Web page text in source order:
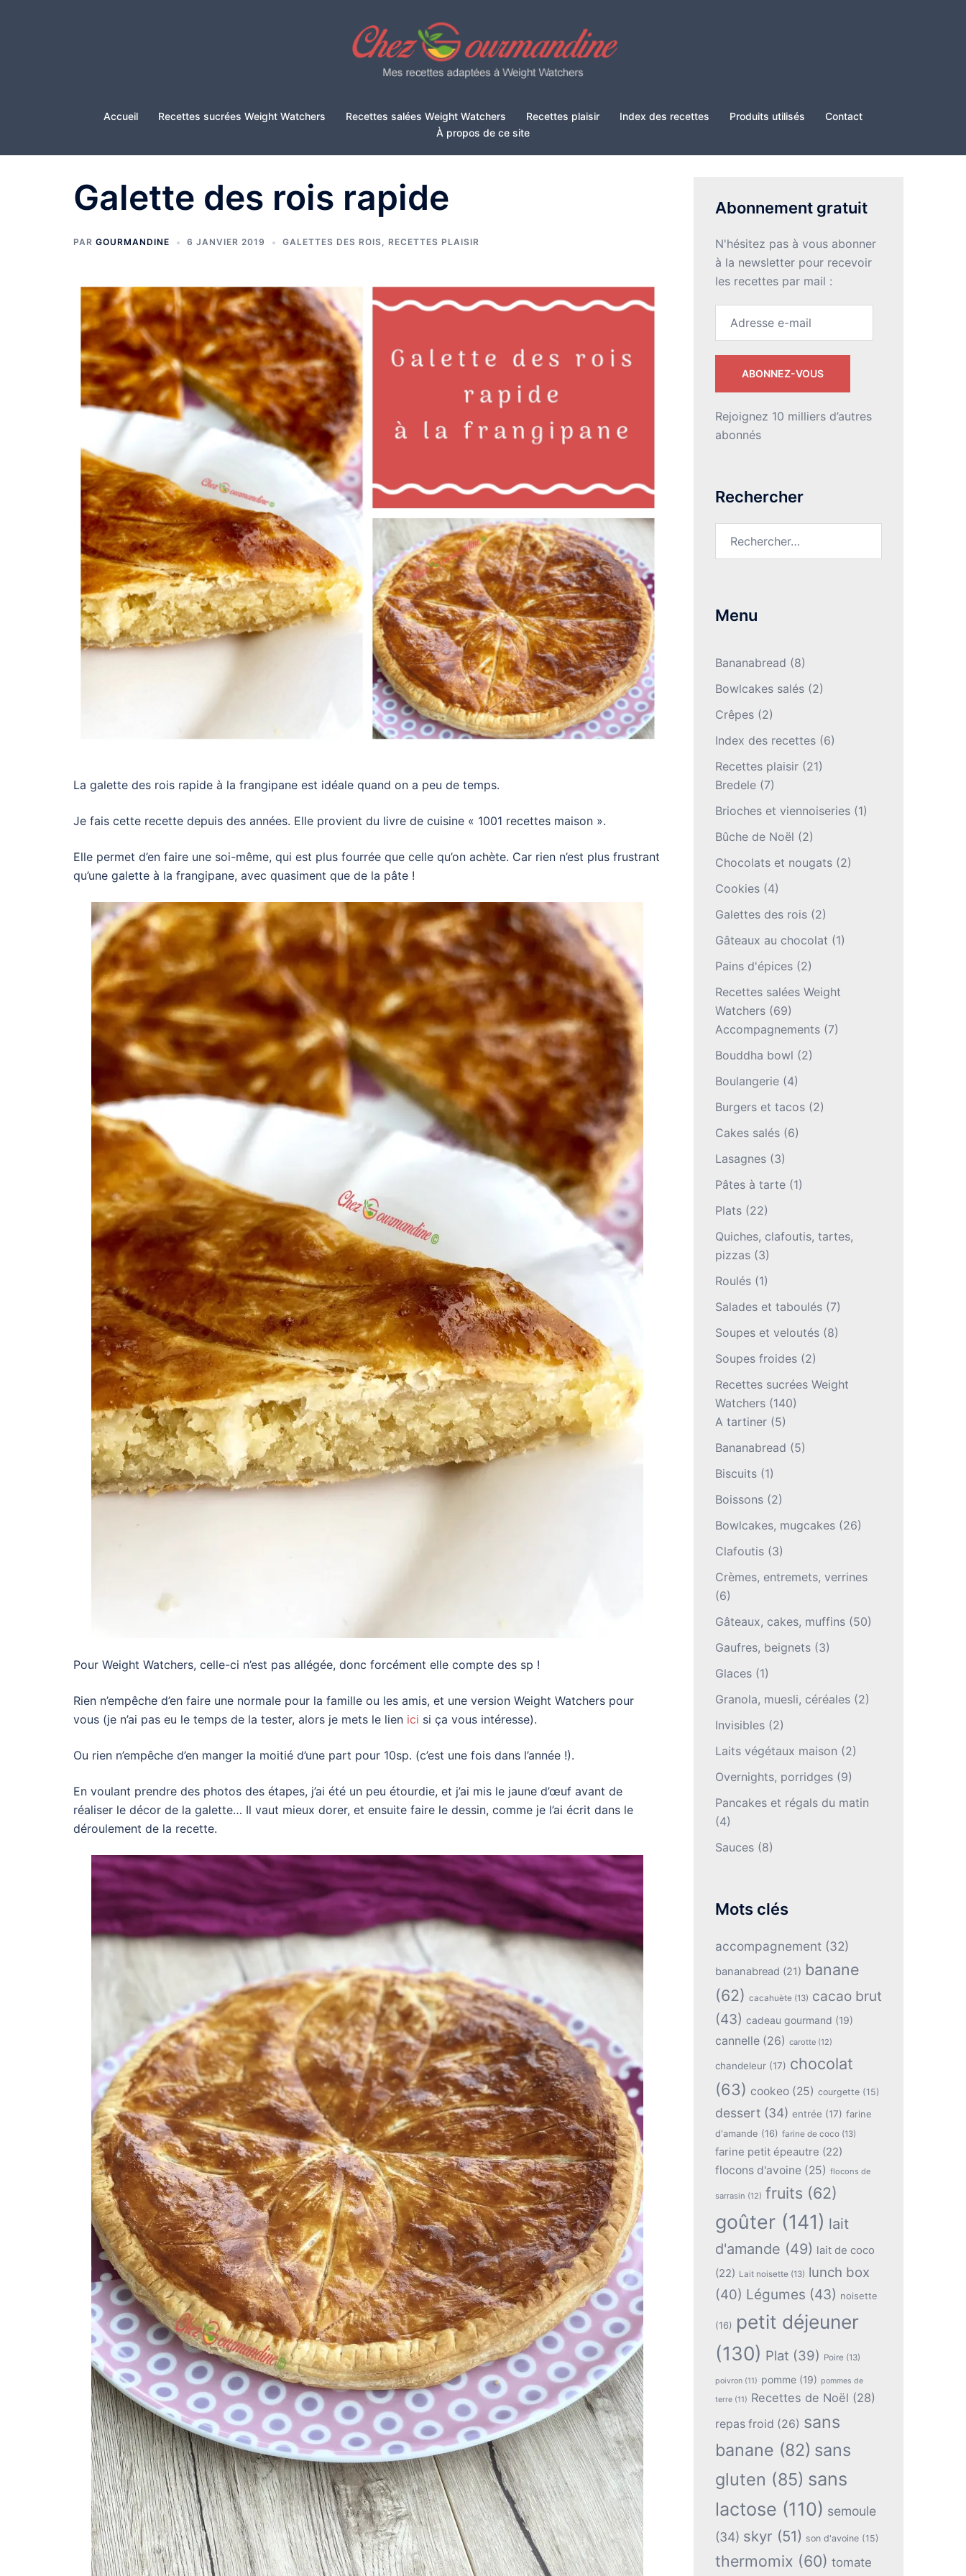
Accueil Recettes sucrées Weight Watchers Recettes salées Weight Watchers Recettes plaisir Index des recettes Produits utilisés
Contact
À propos de ce site
Galette des rois rapide
PAR GOURMANDINE 6 JANVIER 2019 GALETTES DES ROIS, RECETTES PLAISIR
La galette des rois rapide à la frangipane est idéale quand on a peu de temps.
Je fais cette recette depuis des années. Elle provient du livre de cuisine « 1001 recettes maison ».
Elle permet d’en faire une soi-même, qui est plus fourrée que celle qu’on achète. Car rien n’est plus frustrant
qu’une galette à la frangipane, avec quasiment que de la pâte !
Pour Weight Watchers, celle-ci n’est pas allégée, donc forcément elle compte des sp !
Rien n’empêche d’en faire une normale pour la famille ou les amis, et une version Weight Watchers pour
vous (je n’ai pas eu le temps de la tester, alors je mets le lien ici si ça vous intéresse).
Ou rien n’empêche d’en manger la moitié d’une part pour 10sp. (c’est une fois dans l’année !).
En voulant prendre des photos des étapes, j’ai été un peu étourdie, et j’ai mis le jaune d’œuf avant de
réaliser le décor de la galette… Il vaut mieux dorer, et ensuite faire le dessin, comme je l’ai écrit dans le
déroulement de la recette.
Abonnement gratuit
N'hésitez pas à vous abonner
à la newsletter pour recevoir
les recettes par mail :
ABONNEZ-VOUS
Rejoignez 10 milliers d’autres
abonnés
Rechercher
Menu
Bananabread (8)
Bowlcakes salés(2)
Crêpes(2)
Index des recettes(6)
Recettes plaisir(21)
Bredele(7)
Brioches et viennoiseries(1)
Bûche de Noël (2)
Chocolats et nougats(2)
Cookies(4)
Galettes des rois(2)
Gâteaux au chocolat (1)
Pains d'épices(2)
Recettes salées Weight
Watchers(69)
Accompagnements(7)
Bouddha bowl (2)
Boulangerie(4)
Burgers et tacos(2)
Cakes salés(6)
Lasagnes(3)
Pâtes à tarte(1)
Plats(22)
Quiches, clafoutis, tartes,
pizzas(3)
Roulés(1)
Salades et taboulés(7)
Soupes et veloutés(8)
Soupes froides(2)
Recettes sucrées Weight
Watchers(140)
A tartiner(5)
Bananabread (5)
Biscuits(1)
Boissons(2)
Bowlcakes, mugcakes(26)
Clafoutis(3)
Crèmes, entremets, verrines
(6)
Gâteaux, cakes, muffins(50)
Gaufres, beignets(3)
Glaces(1)
Granola, muesli, céréales(2)
Invisibles(2)
Laits végétaux maison (2)
Overnights, porridges(9)
Pancakes et régals du matin
(4)
Sauces(8)
Mots clés
accompagnement(32)
bananabread (21) banane
(62) cacahuète (13) cacao brut
(43) cadeau gourmand (19)
cannelle(26) carotte(12)
chandeleur(17) chocolat
(63) cookeo(25) courgette(15)
dessert(34) entrée (17) farine
d'amande (16) farine de coco(13)
farine petit épeautre (22)
flocons d'avoine(25) flocons de
sarrasin (12) fruits (62)
goûter(141) lait
d'amande (49) lait de coco
(22) Lait noisette (13) lunch box
(40) Légumes (43) noisette
(16) petit déjeuner
(130) Plat (39) Poire (13)
poivron(11) pomme(19) pommes de
terre(11) Recettes de Noël (28)
repas froid (26) sans
banane (82) sans
gluten (85) sans
lactose (110) semoule
(34) skyr (51) son d'avoine(15)
thermomix (60) tomate